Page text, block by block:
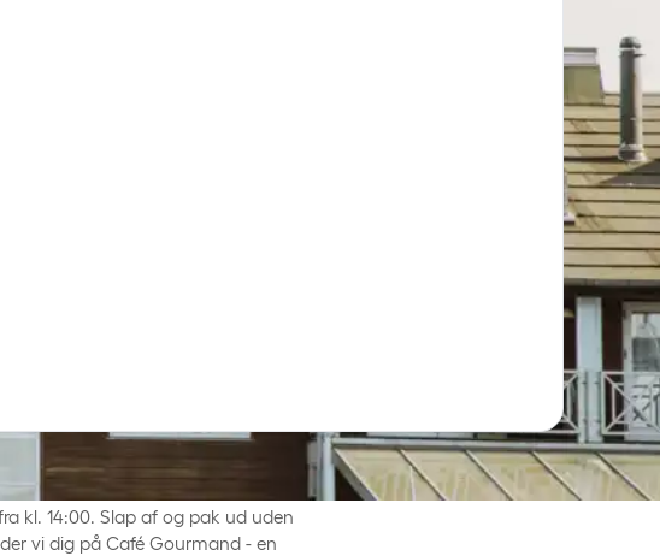
når Comwell Kongebrogaarden
kl. 14:00. Slap af og pak ud uden
vi dig på Café Gourmand - en